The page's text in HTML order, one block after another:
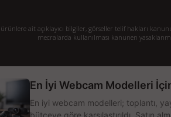
ait açıklayıcı bilgiler, görseller telif hakları
mecralarda kullanılması kanunen
En İyi Webcam Modelleri
En iyi webcam modelleri; toplantı,
bütçeye göre karşılaştırıldı. Satın